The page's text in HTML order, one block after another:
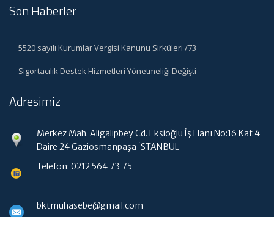
Son Haberler
5520 sayılı Kurumlar Vergisi Kanunu Sirküleri /73
Sigortacılık Destek Hizmetleri Yönetmeliği Değişti
Adresimiz
Merkez Mah. Aligalipbey Cd. Ekşioğlu İş Hanı No:16 Kat 4
Daire 24 Gaziosmanpaşa İSTANBUL
Telefon: 0212 564 73 75
bktmuhasebe@gmail.com